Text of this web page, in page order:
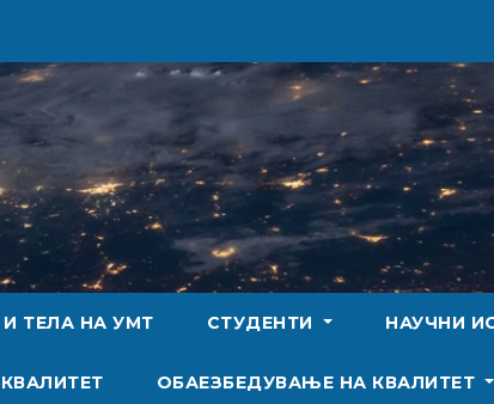
ТЕЛА НА УМТ СТУДЕНТИ НАУЧНИ
ОБАЕЗБЕДУВАЊЕ НА КВАЛИТЕТ